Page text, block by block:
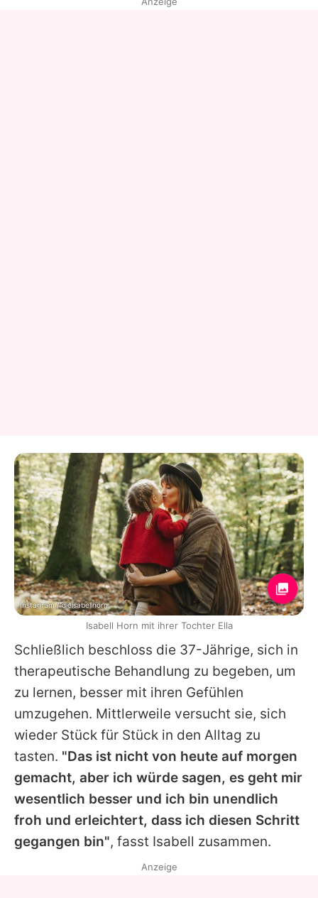
Schließlich beschloss die 37-Jährige, sich in
therapeutische Behandlung zu begeben, um
zu lernen, besser mit ihren Gefühlen
umzugehen. Mittlerweile versucht sie, sich
wieder Stück für Stück in den Alltag zu
tasten. "Das ist nicht von heute auf morgen
gemacht, aber ich würde sagen, es geht mir
wesentlich besser und ich bin unendlich
froh und erleichtert, dass ich diesen Schritt
gegangen bin", fasst Isabell zusammen.
Instagram / dieisabellhorn
Isabell Horn mit ihrer Tochter Ella
Anzeige